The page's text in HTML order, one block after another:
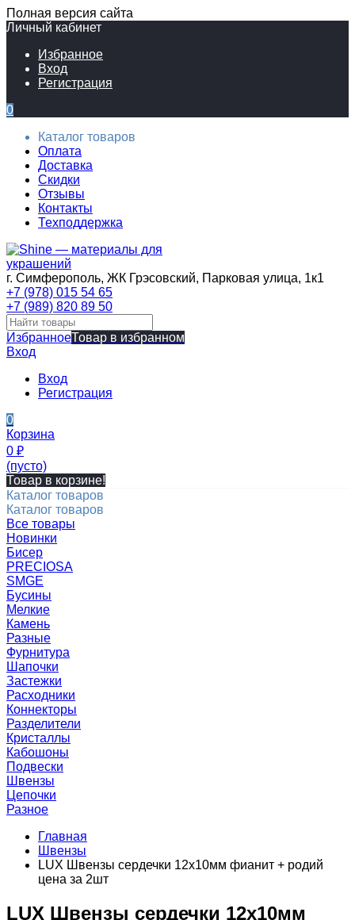
Полная версия сайта
Личный кабинет
Избранное
Вход
Регистрация
0
Каталог товаров
Оплата
Доставка
Скидки
Отзывы
Контакты
Техподдержка
г. Симферополь, ЖК Грэсовский, Парковая улица, 1к1
+7 (978) 015 54 65
+7 (989) 820 89 50
ИзбранноеТовар в избранном
Вход
Вход
Регистрация
0
Корзина
0 ₽
(пусто)
Товар в корзине!
Каталог товаров
Каталог товаров
Все товары
Новинки
Бисер
PRECIOSA
SMGE
Бусины
Мелкие
Камень
Разные
Фурнитура
Шапочки
Застежки
Расходники
Коннекторы
Разделители
Кристаллы
Кабошоны
Подвески
Швензы
Цепочки
Разное
Главная
Швензы
LUX Швензы сердечки 12х10мм фианит + родий
цена за 2шт
LUX Швензы сердечки 12х10мм